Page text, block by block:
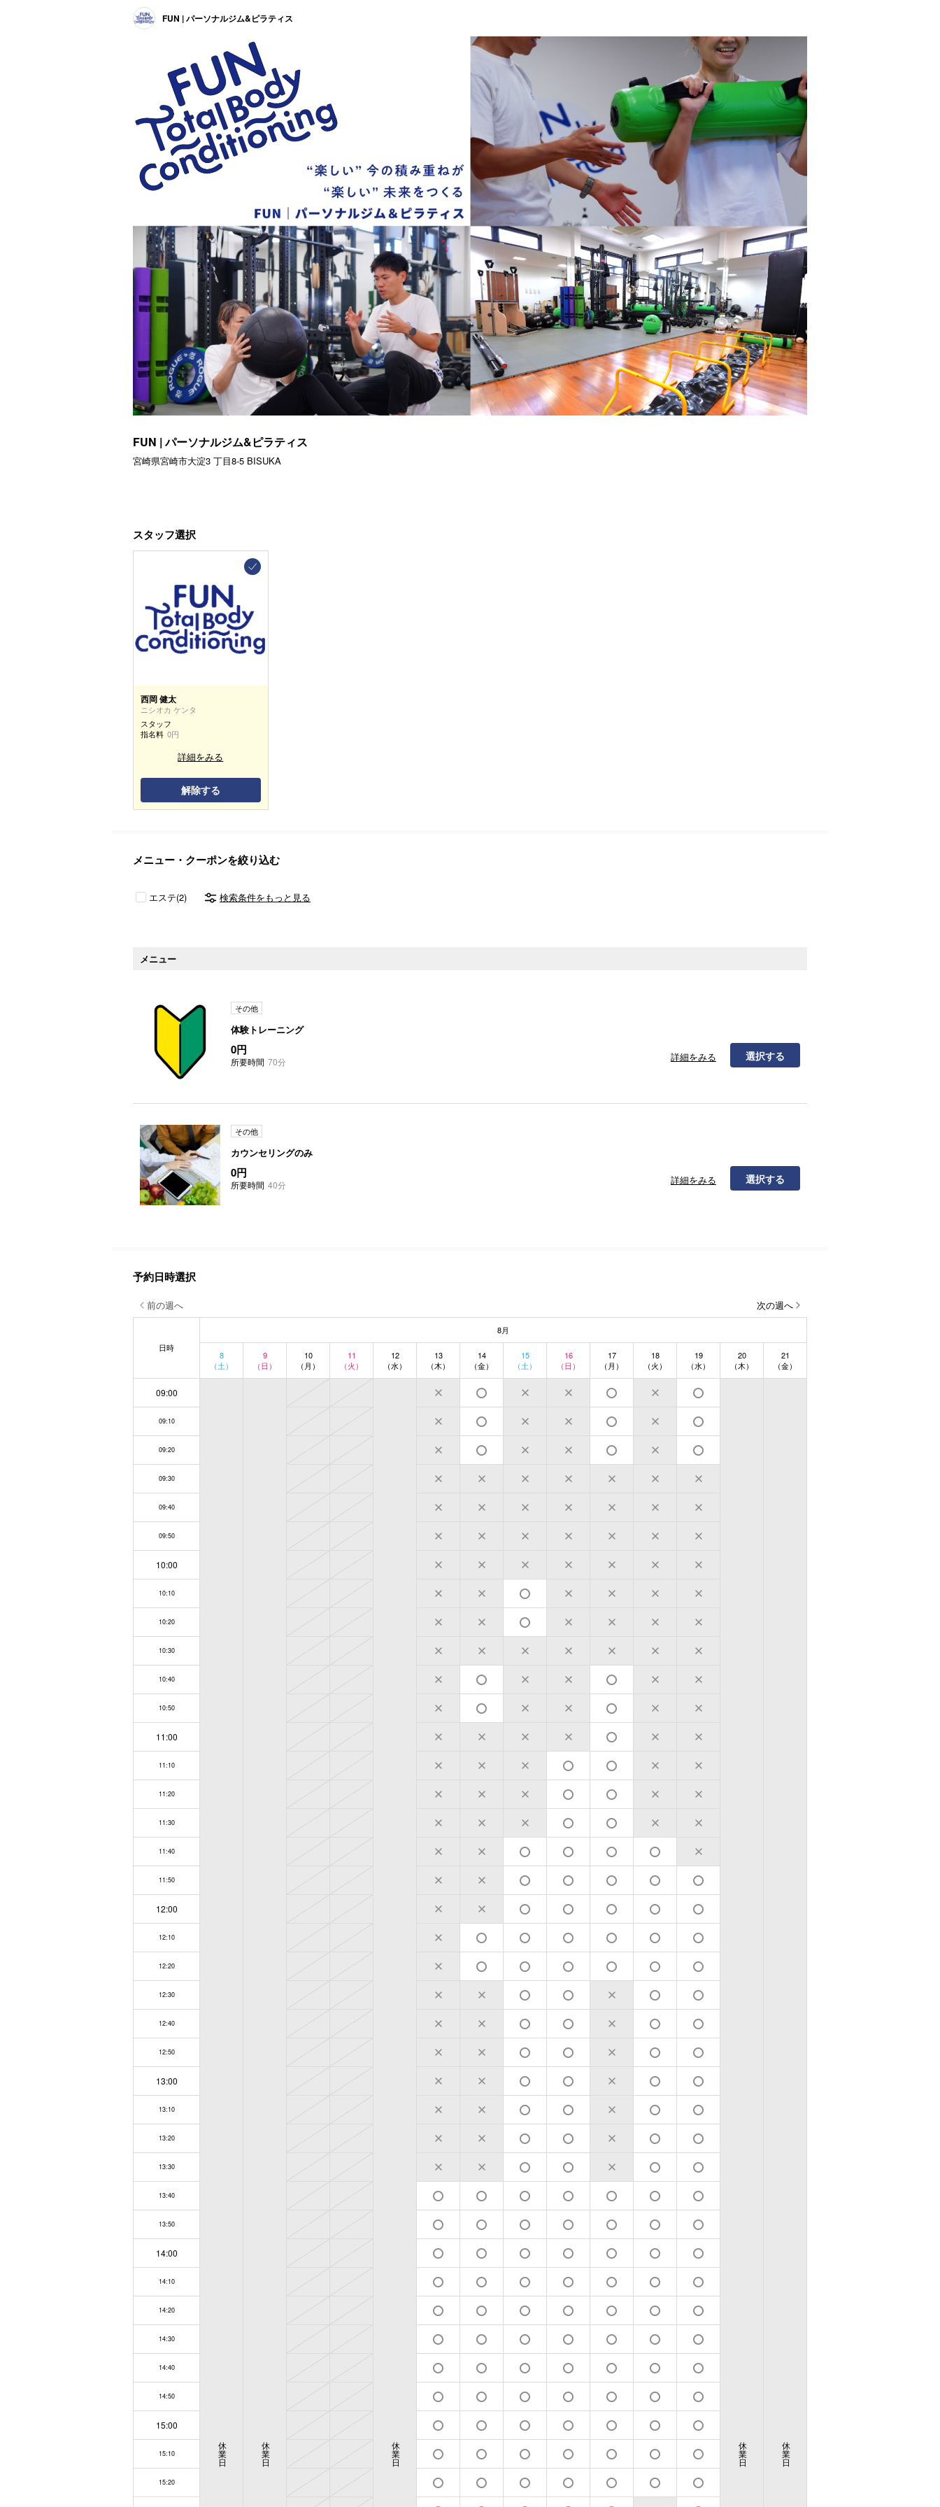
FUN | パーソナルジム&ピラティス
FUN | パーソナルジム&ピラティス
宮崎県宮崎市大淀3 丁目8-5 BISUKA
スタッフ選択
西岡 健太
ニシオカ ケンタ
スタッフ
指名料 0円
詳細をみる
解除する
メニュー・クーポンを絞り込む
エステ(2) 検索条件をもっと見る
メニュー
その他
体験トレーニング
0円
所要時間 70分 詳細をみる 選択する
その他
カウンセリングのみ
0円
所要時間 40分 詳細をみる 選択する
予約日時選択
前の週へ 次の週へ
日時
8月
8
（土）
9
（日）
10
（月）
11
（火）
12
（水）
13
（木）
14
（金）
15
（土）
16
（日）
17
（月）
18
（火）
19
（水）
20
（木）
21
（金）
09:00
休
業
日
休
業
日
休
業
日
休
業
日
休
業
日
09:10
09:20
09:30
09:40
09:50
10:00
10:10
10:20
10:30
10:40
10:50
11:00
11:10
11:20
11:30
11:40
11:50
12:00
12:10
12:20
12:30
12:40
12:50
13:00
13:10
13:20
13:30
13:40
13:50
14:00
14:10
14:20
14:30
14:40
14:50
15:00
15:10
15:20